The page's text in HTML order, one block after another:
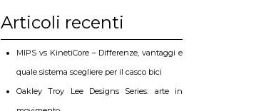
Articoli recenti
MIPS vs KinetiCore – Differenze, vantaggi e
quale sistema scegliere per il casco bici
Oakley Troy Lee Designs Series: arte in